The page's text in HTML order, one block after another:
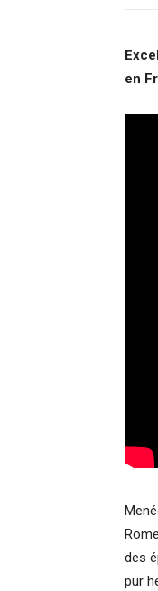
en
des
pur